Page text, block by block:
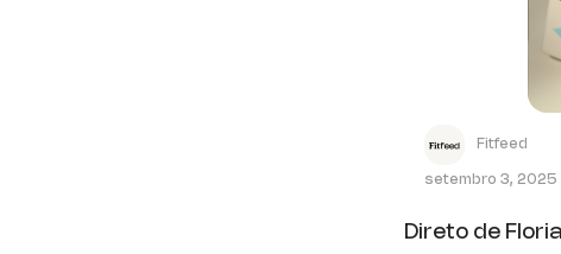
Fitfeed
setembro 3, 2025
Direto de